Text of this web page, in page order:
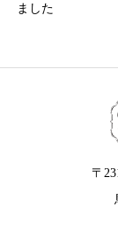
ュ～ワインと料
〒